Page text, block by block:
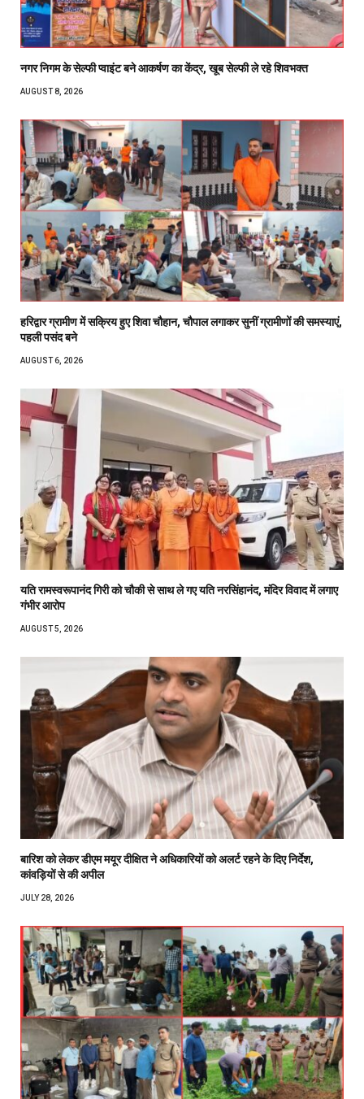
नगर निगम के सेल्फी प्वाइंट बने आकर्षण का केंद्र, खूब सेल्फी ले रहे शिवभक्त
AUGUST 8, 2026
हरिद्वार ग्रामीण में सक्रिय हुए शिवा चौहान, चौपाल लगाकर सुनीं ग्रामीणों की समस्याएं,
पहली पसंद बने
AUGUST 6, 2026
यति रामस्वरूपानंद गिरी को चौकी से साथ ले गए यति नरसिंहानंद, मंदिर विवाद में लगाए
गंभीर आरोप
AUGUST 5, 2026
बारिश को लेकर डीएम मयूर दीक्षित ने अधिकारियों को अलर्ट रहने के दिए निर्देश,
कांवड़ियों से की अपील
JULY 28, 2026